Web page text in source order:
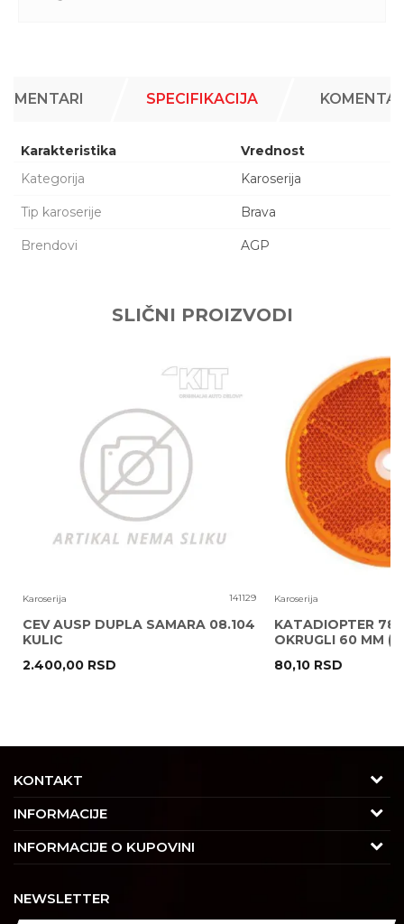
SPECIFIKACIJA
Karakteristika
Vrednost
Kategorija
Karoserija
Tip karoserije Brava
Brendovi AGP
POŠALJI
SLIČNI PROIZVODI
Karoserija 141129
CEV AUSP DUPLA SAMARA 08.104
KULIC
2.400,00 RSD
Karoserija
KATADIOPTER
OKRUGLI 60 MM ( )
80,10 RSD
KONTAKT
Adresa
Trgovačka 7/2, Čukarica
11030 Beograd, Srbija
INFORMACIJE
O nama
Saradnja
INFORMACIJE O KUPOVINI
Izjava o privatnosti i sigurnosti podataka
NEWSLETTER